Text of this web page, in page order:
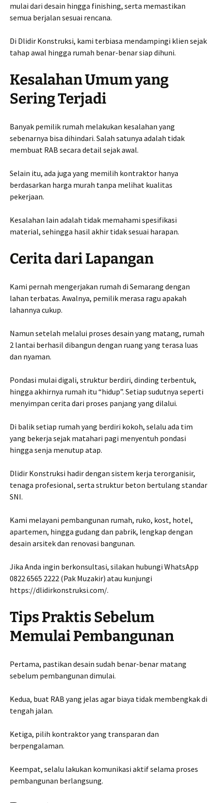
mulai dari desain hingga finishing, serta memastikan
semua berjalan sesuai rencana.
Di Dlidir Konstruksi, kami terbiasa mendampingi klien sejak
tahap awal hingga rumah benar-benar siap dihuni.
Kesalahan Umum yang
Sering Terjadi
Banyak pemilik rumah melakukan kesalahan yang
sebenarnya bisa dihindari. Salah satunya adalah tidak
membuat RAB secara detail sejak awal.
Selain itu, ada juga yang memilih kontraktor hanya
berdasarkan harga murah tanpa melihat kualitas
pekerjaan.
Kesalahan lain adalah tidak memahami spesifikasi
material, sehingga hasil akhir tidak sesuai harapan.
Cerita dari Lapangan
Kami pernah mengerjakan rumah di Semarang dengan
lahan terbatas. Awalnya, pemilik merasa ragu apakah
lahannya cukup.
Namun setelah melalui proses desain yang matang, rumah
2 lantai berhasil dibangun dengan ruang yang terasa luas
dan nyaman.
Pondasi mulai digali, struktur berdiri, dinding terbentuk,
hingga akhirnya rumah itu “hidup”. Setiap sudutnya seperti
menyimpan cerita dari proses panjang yang dilalui.
Di balik setiap rumah yang berdiri kokoh, selalu ada tim
yang bekerja sejak matahari pagi menyentuh pondasi
hingga senja menutup atap.
Dlidir Konstruksi hadir dengan sistem kerja terorganisir,
tenaga profesional, serta struktur beton bertulang standar
SNI.
Kami melayani pembangunan rumah, ruko, kost, hotel,
apartemen, hingga gudang dan pabrik, lengkap dengan
desain arsitek dan renovasi bangunan.
Jika Anda ingin berkonsultasi, silakan hubungi WhatsApp
0822 6565 2222 (Pak Muzakir) atau kunjungi
https://dlidirkonstruksi.com/.
Tips Praktis Sebelum
Memulai Pembangunan
Pertama, pastikan desain sudah benar-benar matang
sebelum pembangunan dimulai.
Kedua, buat RAB yang jelas agar biaya tidak membengkak di
tengah jalan.
Ketiga, pilih kontraktor yang transparan dan
berpengalaman.
Keempat, selalu lakukan komunikasi aktif selama proses
pembangunan berlangsung.